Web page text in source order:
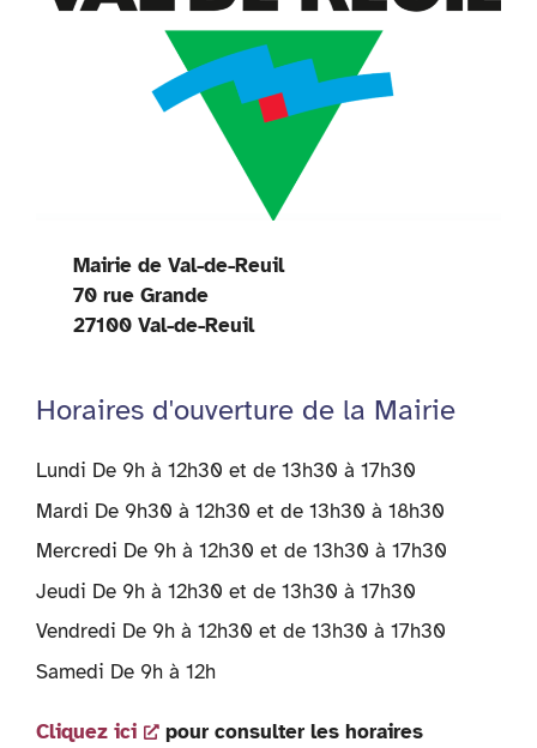
Mairie de Val-de-Reuil
70 rue Grande
27100 Val-de-Reuil
Horaires d'ouverture de la Mairie
Lundi De 9h à 12h30 et de 13h30 à 17h30
Mardi De 9h30 à 12h30 et de 13h30 à 18h30
Mercredi De 9h à 12h30 et de 13h30 à 17h30
Jeudi De 9h à 12h30 et de 13h30 à 17h30
Vendredi De 9h à 12h30 et de 13h30 à 17h30
Samedi De 9h à 12h
Cliquez ici pour consulter les horaires